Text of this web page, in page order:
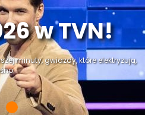
w TVN!
minuty, gwiazdy, które elektryzują,